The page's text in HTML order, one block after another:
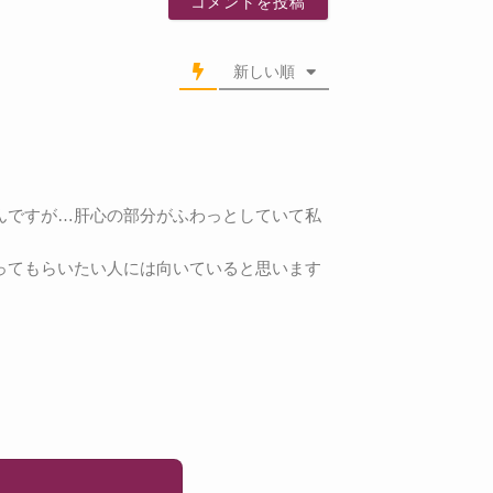
新しい順
ですが…肝心の部分がふわっとしていて私
もらいたい人には向いていると思います